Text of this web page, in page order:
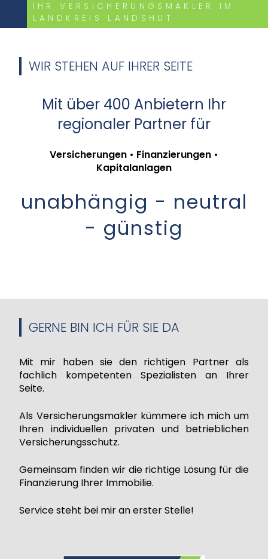
IHR VERSICHERUNGSMAKLER IM
LANDKREIS LANDSHUT
WIR STEHEN AUF IHRER SEITE
Mit über 400 Anbietern Ihr
regionaler Partner für
Versicherungen • Finanzierungen •
Kapitalanlagen
unabhängig - neutral
- günstig
GERNE BIN ICH FÜR SIE DA
Mit mir haben sie den richtigen Partner als
fachlich kompetenten Spezialisten an Ihrer
Seite.
Als Versicherungsmakler kümmere ich mich um
Ihren individuellen privaten und betrieblichen
Versicherungsschutz.
Gemeinsam finden wir die richtige Lösung für die
Finanzierung Ihrer Immobilie.
Service steht bei mir an erster Stelle!